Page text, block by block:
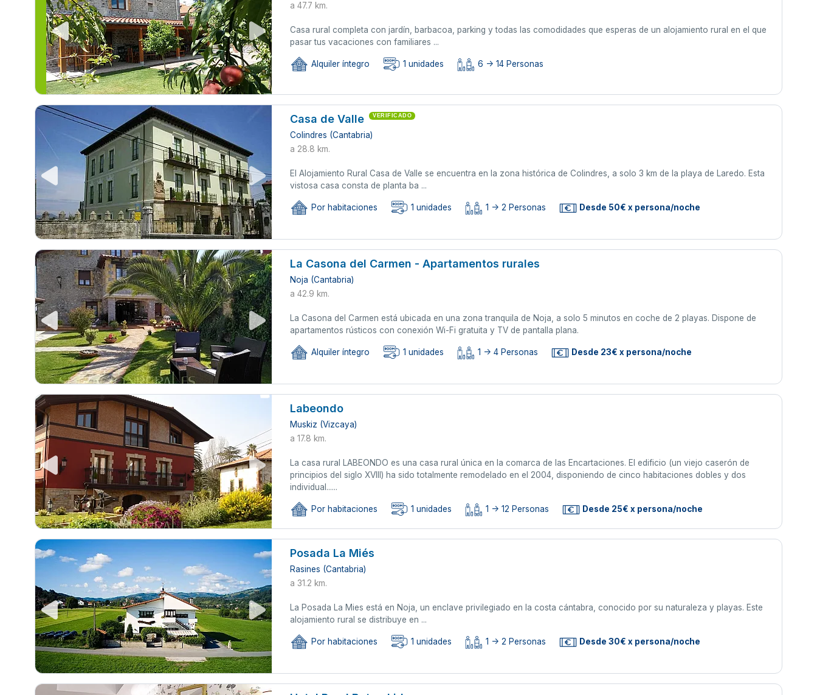
a 47.7 km.
Casa rural completa con jardín, barbacoa, parking y todas las comodidades que esperas de un alojamiento rural en el que
pasar tus vacaciones con familiares ...
Alquiler íntegro 1 unidades 6 -> 14 Personas
Casa de Valle VERIFICADO
Colindres (Cantabria)
a 28.8 km.
El Alojamiento Rural Casa de Valle se encuentra en la zona histórica de Colindres, a solo 3 km de la playa de Laredo. Esta
vistosa casa consta de planta ba ...
Por habitaciones 1 unidades 1 -> 2 Personas Desde 50€ x persona/noche
La Casona del Carmen - Apartamentos rurales
Noja (Cantabria)
a 42.9 km.
La Casona del Carmen está ubicada en una zona tranquila de Noja, a solo 5 minutos en coche de 2 playas. Dispone de
apartamentos rústicos con conexión Wi-Fi gratuita y TV de pantalla plana.
Alquiler íntegro 1 unidades 1 -> 4 Personas Desde 23€ x persona/noche
Labeondo
Muskiz (Vizcaya)
a 17.8 km.
La casa rural LABEONDO es una casa rural única en la comarca de las Encartaciones. El edificio (un viejo caserón de
principios del siglo XVIII) ha sido totalmente remodelado en el 2004, disponiendo de cinco habitaciones dobles y dos
individual......
Por habitaciones 1 unidades 1 -> 12 Personas Desde 25€ x persona/noche
Posada La Miés
Rasines (Cantabria)
a 31.2 km.
La Posada La Mies está en Noja, un enclave privilegiado en la costa cántabra, conocido por su naturaleza y playas. Este
alojamiento rural se distribuye en ...
Por habitaciones 1 unidades 1 -> 2 Personas Desde 30€ x persona/noche